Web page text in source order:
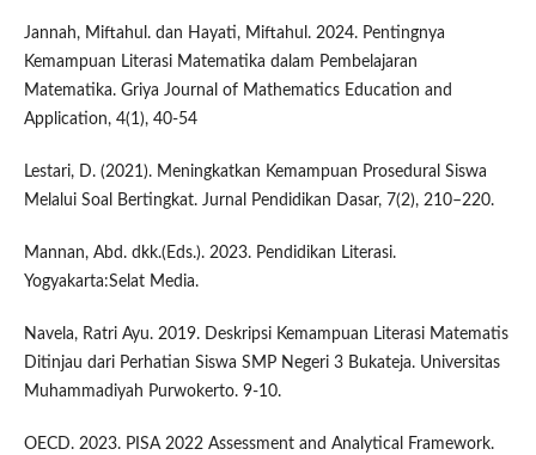
Jannah, Miftahul. dan Hayati, Miftahul. 2024. Pentingnya
Kemampuan Literasi Matematika dalam Pembelajaran
Matematika. Griya Journal of Mathematics Education and
Application, 4(1), 40-54
Lestari, D. (2021). Meningkatkan Kemampuan Prosedural Siswa
Melalui Soal Bertingkat. Jurnal Pendidikan Dasar, 7(2), 210–220.
Mannan, Abd. dkk.(Eds.). 2023. Pendidikan Literasi.
Yogyakarta:Selat Media.
Navela, Ratri Ayu. 2019. Deskripsi Kemampuan Literasi Matematis
Ditinjau dari Perhatian Siswa SMP Negeri 3 Bukateja. Universitas
Muhammadiyah Purwokerto. 9-10.
OECD. 2023. PISA 2022 Assessment and Analytical Framework.